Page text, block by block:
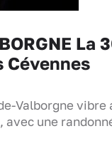
La
Cévennes
Valborgne vibre
avec une